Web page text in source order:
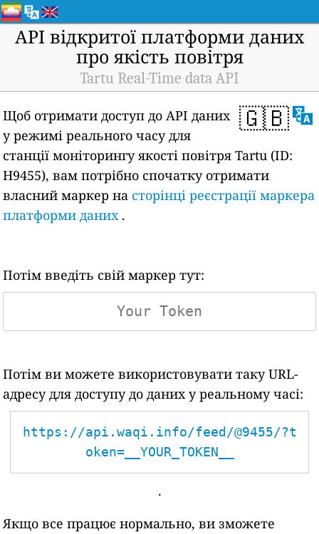
API відкритої платформи даних
про якість повітря
Tartu Real-Time data API
🇬🇧
Щоб отримати доступ до API даних
у режимі реального часу для
станції моніторингу якості повітря Tartu (ID:
H9455), вам потрібно спочатку отримати
власний маркер на сторінці реєстрації маркера
платформи даних.
Потім введіть свій маркер тут:
Потім ви можете використовувати таку URL-
адресу для доступу до даних у реальному часі:
https://api.waqi.info/feed/@9455/?t
oken=__YOUR_TOKEN__
.
Якщо все працює нормально, ви зможете